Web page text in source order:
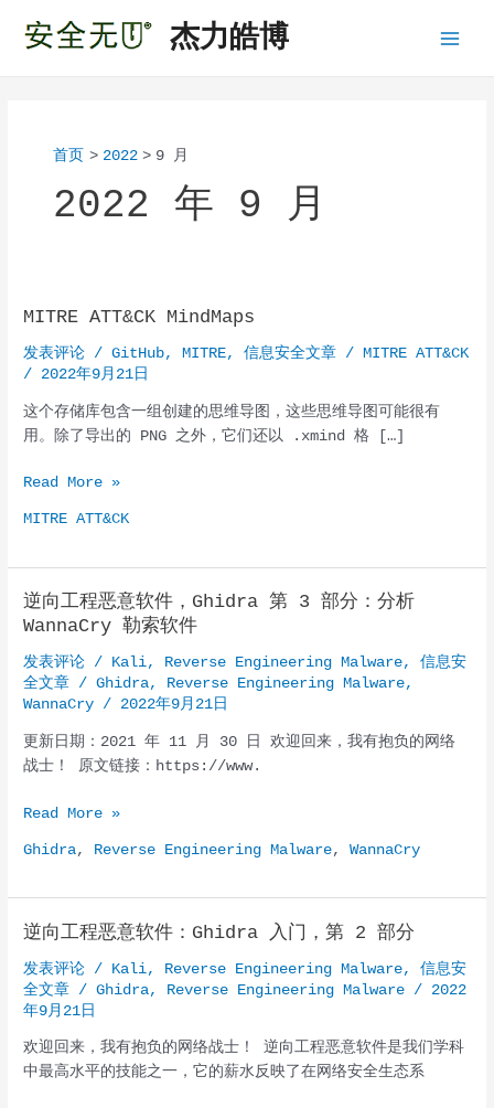
杰力皓博
首页 2022 9 月
2022 年 9 月
MITRE ATT&CK MindMaps
发表评论 /GitHub,MITRE,信息安全文章 /MITRE ATT&CK
/ 2022年9月21日
这个存储库包含一组创建的思维导图，这些思维导图可能很有
用。除了导出的 PNG 之外，它们还以 .xmind 格 […]
MITRE
Read More »
MITRE ATT&CK
逆向工程恶意软件，Ghidra 第 3 部分：分析
WannaCry 勒索软件
发表评论 / Kali, Reverse Engineering Malware,信息安
全文章 /Ghidra, Reverse Engineering Malware,
WannaCry / 2022年9月21日
更新日期：2021 年 11 月 30 日 欢迎回来，我有抱负的网络
战士！ 原文链接：https://www.
逆
意
软
件，
Ghidra
3
部
Read More »
Ghidra, Reverse Engineering Malware,WannaCry
逆向工程恶意软件：Ghidra 入门，第 2 部分
发表评论 / Kali, Reverse Engineering Malware,信息安
全文章 /Ghidra, Reverse Engineering Malware / 2022
年9月21日
欢迎回来，我有抱负的网络战士！ 逆向工程恶意软件是我们学科
中最高水平的技能之一，它的薪水反映了在网络安全生态系